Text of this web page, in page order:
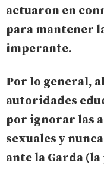
actuaron en
para mantener
imperante.
Por lo general,
autoridades
por ignorar las
sexuales y
ante la Garda